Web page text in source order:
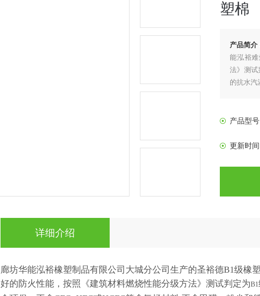
塑棉
产品简介
能泓裕
法》测
的抗水汽
产品型号
更新时间
详细介绍
廊坊华能泓裕橡塑制品有限公司大城分公司生产的圣裕德B1级橡
好的防火性能，按照《建筑材料燃烧性能分级方法》测试判定为B1